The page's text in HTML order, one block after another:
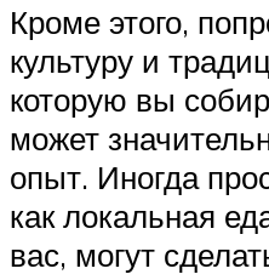
Кроме этого,
культуру и
которую вы
может
опыт. Иногда
как локальная
вас, могут